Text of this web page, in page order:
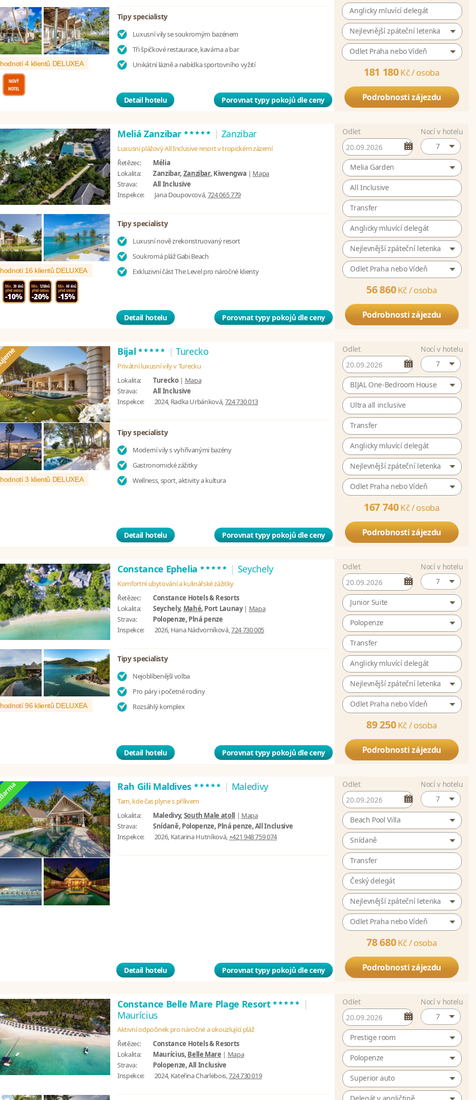
hodnotí 4 klientů DELUXEA
Tipy specialisty
Luxusní vily se soukromým bazénem
Tři špičkové restaurace, kavárna a bar
Unikátní lázně a nabídka sportovního vyžití
Detail hotelu Porovnat typy pokojů dle ceny
Anglicky mluvící delegát
Nejlevnější zpáteční letenka
Odlet Praha nebo Vídeň
181 180Kč /osoba
Podrobnosti zájezdu
Meliá Zanzibar ***** | Zanzibar
Luxusní plážový All Inclusive resort v tropickém zázemí
Řetězec:
Mélia
Lokalita:
Zanzibar, Zanzibar, Kiwengwa | Mapa
Strava:
All Inclusive
Inspekce:
Jana Doupovcová,724 065 779
hodnotí 16 klientů DELUXEA
Tipy specialisty
Luxusní nově zrekonstruovaný resort
Soukromá pláž Gabi Beach
Exkluzivní část The Level pro náročné klienty
Detail hotelu Porovnat typy pokojů dle ceny
Odlet
Nocí v hotelu
7
Melia Garden
All Inclusive
Transfer
Anglicky mluvící delegát
Nejlevnější zpáteční letenka
Odlet Praha nebo Vídeň
56 860 Kč /osoba
Podrobnosti zájezdu
Bijal***** | Turecko
Privátní luxusní vily v Turecku
Lokalita:
Turecko| Mapa
Strava:
All Inclusive
Inspekce:
2024, Radka Urbánková,724 730 013
hodnotí 3 klientů DELUXEA
Tipy specialisty
Moderní vily s vyhřívanými bazény
Gastronomické zážitky
Wellness, sport, aktivity a kultura
Detail hotelu Porovnat typy pokojů dle ceny
Odlet
Nocí v hotelu
7
BIJAL One-Bedroom House
Ultra all inclusive
Transfer
Anglicky mluvící delegát
Nejlevnější zpáteční letenka
Odlet Praha nebo Vídeň
167 740Kč /osoba
Podrobnosti zájezdu
Constance Ephelia ***** | Seychely
Komfortní ubytování a kulinářské zážitky
Řetězec:
Constance Hotels & Resorts
Lokalita:
Seychely, Mahé, Port Launay| Mapa
Strava:
Polopenze, Plná penze
Inspekce:
2026, Hana Nádvorníková,724 730 005
hodnotí 96 klientů DELUXEA
Tipy specialisty
Nejoblíbenější volba
Pro páry i početné rodiny
Rozsáhlý komplex
Detail hotelu Porovnat typy pokojů dle ceny
Odlet
Nocí v hotelu
7
Junior Suite
Polopenze
Transfer
Anglicky mluvící delegát
Nejlevnější zpáteční letenka
Odlet Praha nebo Vídeň
89 250 Kč /osoba
Podrobnosti zájezdu
Rah Gili Maldives ***** | Maledivy
Tam, kde čas plyne s přílivem
Lokalita:
Maledivy, South Male atoll | Mapa
Strava:
Snídaně, Polopenze, Plná penze, All Inclusive
Inspekce:
2026, Katarina Hutníková,+421 948 759 074
Detail hotelu Porovnat typy pokojů dle ceny
Odlet
Nocí v hotelu
7
Beach Pool Villa
Snídaně
Transfer
Český delegát
Nejlevnější zpáteční letenka
Odlet Praha nebo Vídeň
78 680 Kč /osoba
Podrobnosti zájezdu
Constance Belle Mare Plage Resort***** |
Maurícius
Aktivní odpočinek pro náročné a okouzlující pláž
Řetězec:
Constance Hotels & Resorts
Lokalita:
Maurícius, Belle Mare | Mapa
Strava:
Polopenze, All Inclusive
Inspekce:
2024, Kateřina Charlebois,724 730 019
Odlet
Nocí v hotelu
7
Prestige room
Polopenze
Superior auto